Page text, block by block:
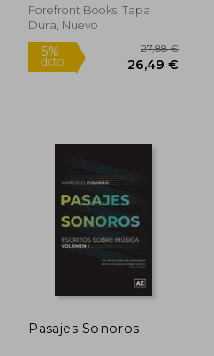
5%
dcto.
Forefront Books, Tapa
Dura, Nuevo
Pasajes Sonoros